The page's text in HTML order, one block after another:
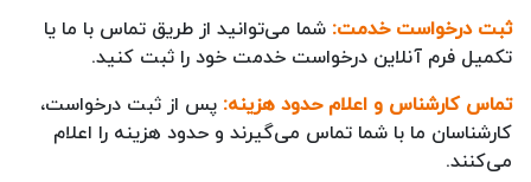
ثبت درخواست خدمت: شما می‌توانید از طریق تماس با ما یا
تکمیل فرم آنلاین درخواست خدمت خود را ثبت کنید.
تماس کارشناس و اعلام حدود هزینه: پس از ثبت درخواست،
کارشناسان ما با شما تماس می‌گیرند و حدود هزینه را اعلام
می‌کنند.